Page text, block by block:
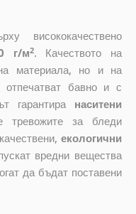
висококачествено
г/м2. Качеството на
материала, но и на
отпечатват бавно и с
гарантира наситени
за бледи
екологични
вредни вещества
да бъдат поставени